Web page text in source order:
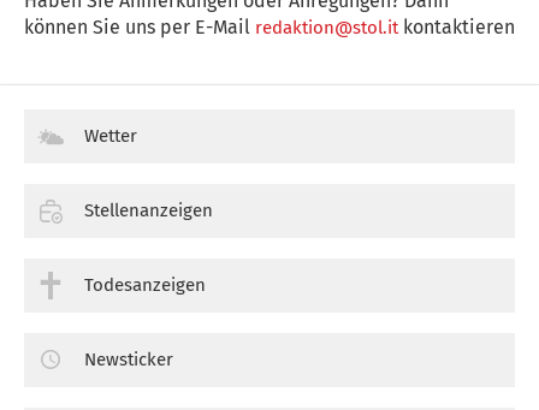
können Sie uns per E-Mail redaktion@stol.itkontaktieren
Wetter
Stellenanzeigen
Todesanzeigen
Newsticker